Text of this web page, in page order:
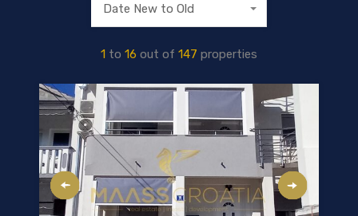
1 to 16 out of 147 properties
Date New to Old